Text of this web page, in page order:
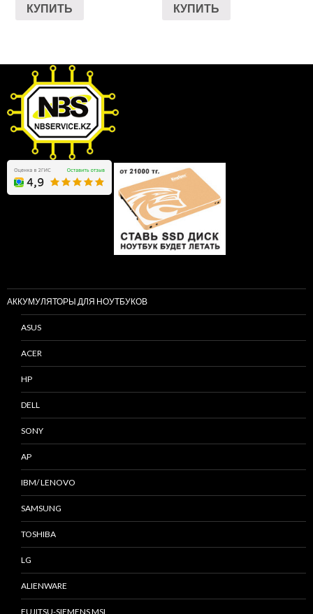
КУПИТЬ КУПИТЬ
АККУМУЛЯТОРЫ ДЛЯ НОУТБУКОВ
ASUS
ACER
HP
DELL
SONY
AP
IBM/ LENOVO
SAMSUNG
TOSHIBA
LG
ALIENWARE
FUJITSU-SIEMENS MSI